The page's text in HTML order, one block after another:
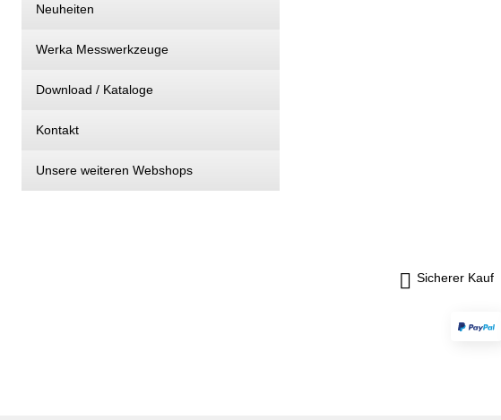
Neuheiten
Werka Messwerkzeuge
Download / Kataloge
Kontakt
Unsere weiteren Webshops
Sicherer Kauf